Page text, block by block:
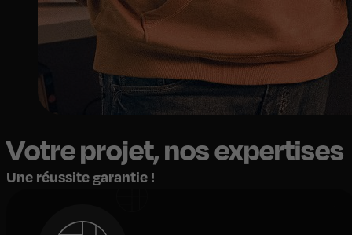
Votre projet, nos expertises
Une réussite garantie !